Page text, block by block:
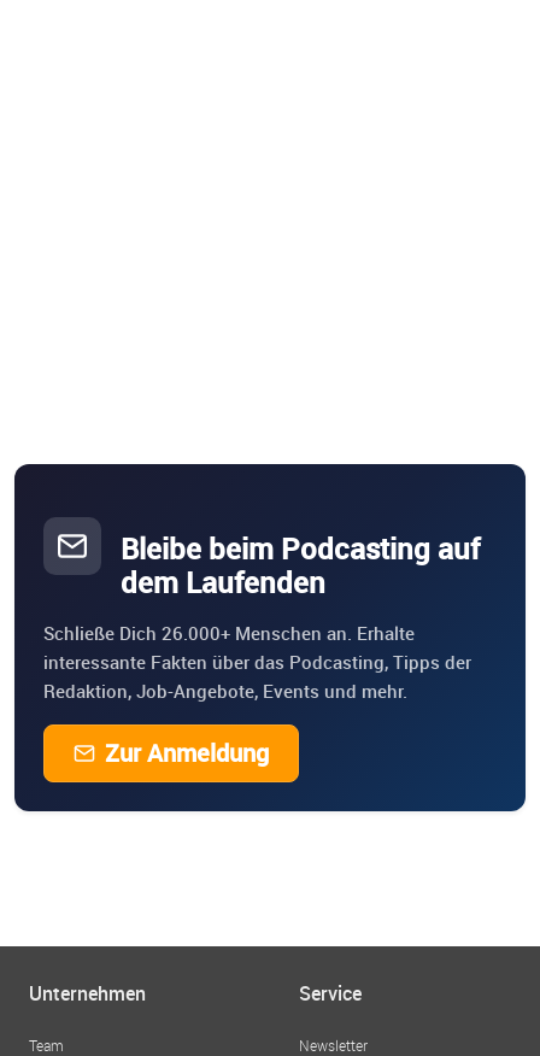
Bleibe beim Podcasting auf
dem Laufenden
Schließe Dich 26.000+ Menschen an. Erhalte
interessante Fakten über das Podcasting, Tipps der
Redaktion, Job-Angebote, Events und mehr.
Zur Anmeldung
Unternehmen
Team
Service
Newsletter